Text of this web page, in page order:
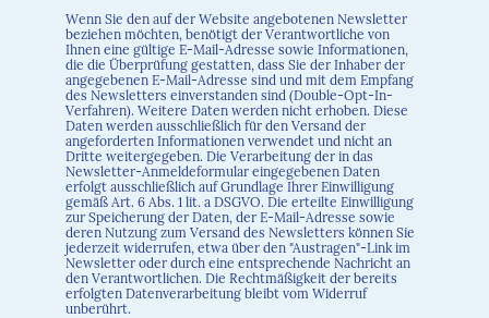
Wenn Sie den auf der Website angebotenen Newsletter
beziehen möchten, benötigt der Verantwortliche von
Ihnen eine gültige E-Mail-Adresse sowie Informationen,
die die Überprüfung gestatten, dass Sie der Inhaber der
angegebenen E-Mail-Adresse sind und mit dem Empfang
des Newsletters einverstanden sind (Double-Opt-In-
Verfahren). Weitere Daten werden nicht erhoben. Diese
Daten werden ausschließlich für den Versand der
angeforderten Informationen verwendet und nicht an
Dritte weitergegeben. Die Verarbeitung der in das
Newsletter-Anmeldeformular eingegebenen Daten
erfolgt ausschließlich auf Grundlage Ihrer Einwilligung
gemäß Art. 6 Abs. 1 lit. a DSGVO. Die erteilte Einwilligung
zur Speicherung der Daten, der E-Mail-Adresse sowie
deren Nutzung zum Versand des Newsletters können Sie
jederzeit widerrufen, etwa über den "Austragen"-Link im
Newsletter oder durch eine entsprechende Nachricht an
den Verantwortlichen. Die Rechtmäßigkeit der bereits
erfolgten Datenverarbeitung bleibt vom Widerruf
unberührt.